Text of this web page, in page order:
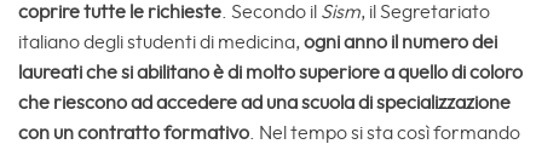
coprire tutte le richieste . Secondo il Sism, il Segretariato
italiano degli studenti di medicina, ogni anno il numero dei
laureati che si abilitano è di molto superiore a quello di coloro
che riescono ad accedere ad una scuola di specializzazione
con un contratto formativo . Nel tempo si sta così formando